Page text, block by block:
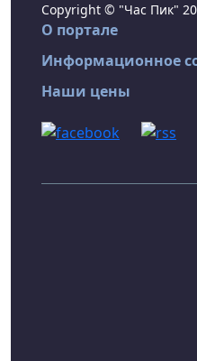
Copyright © "Час Пик"
О портале
Информационное
Наши цены